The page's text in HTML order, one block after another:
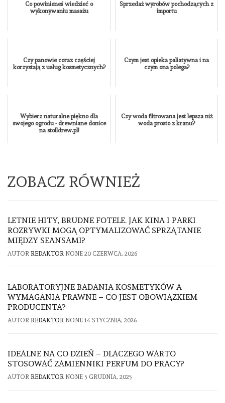
Co powinieneś wiedzieć o
wykonywaniu masażu
Sprzedaż wyrobów pochodzących z
importu
Czy panowie coraz częściej
korzystają z usług kosmetycznych?
Czym jest opieka paliatywna i na
czym ona polega?
Wybierz naturalne piękno dla
swojego ogrodu - drewniane donice
na stolldrew.pl!
Czy woda filtrowana jest lepsza niż
woda prosto z kranu?
ZOBACZ RÓWNIEŻ
LETNIE HITY, BRUDNE FOTELE. JAK KINA I PARKI
ROZRYWKI MOGĄ OPTYMALIZOWAĆ SPRZĄTANIE
MIĘDZY SEANSAMI?
AUTOR REDAKTOR NONE 20 CZERWCA, 2026
LABORATORYJNE BADANIA KOSMETYKÓW A
WYMAGANIA PRAWNE – CO JEST OBOWIĄZKIEM
PRODUCENTA?
AUTOR REDAKTOR NONE 14 STYCZNIA, 2026
IDEALNE NA CO DZIEŃ – DLACZEGO WARTO
STOSOWAĆ ZAMIENNIKI PERFUM DO PRACY?
AUTOR REDAKTOR NONE 5 GRUDNIA, 2025